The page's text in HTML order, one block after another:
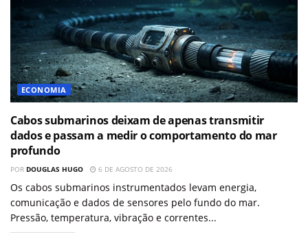
ECONOMIA
Cabos submarinos deixam de apenas transmitir
dados e passam a medir o comportamento do mar
profundo
POR DOUGLAS HUGO 6 DE AGOSTO DE 2026
Os cabos submarinos instrumentados levam energia,
comunicação e dados de sensores pelo fundo do mar.
Pressão, temperatura, vibração e correntes...